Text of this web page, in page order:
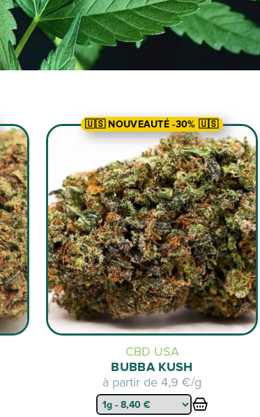
🇺🇸 NOUVEAUTÉ -30% 🇺🇸
CBD USA
BUBBA KUSH
à partir de 4,9 €/g